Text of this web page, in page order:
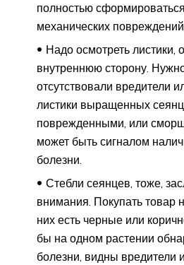
полностью
механических
Надо осмотреть листики,
внутреннюю сторону.
отсутствовали вредители
листики выращенных
поврежденными, или
может быть сигналом
болезни.
Стебли сеянцев, тоже,
внимания. Покупать товар
них есть черные или
бы на одном растении
болезни, видны вредители